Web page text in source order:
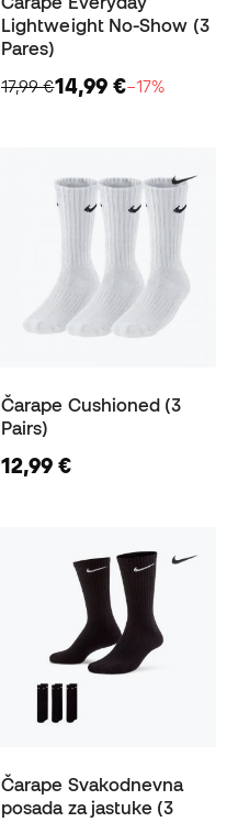
Lightweight No-Show (3
Pares)
17,99 €14,99 €−17%
Čarape Cushioned (3
Pairs)
12,99 €
Čarape Svakodnevna
posada za jastuke (3